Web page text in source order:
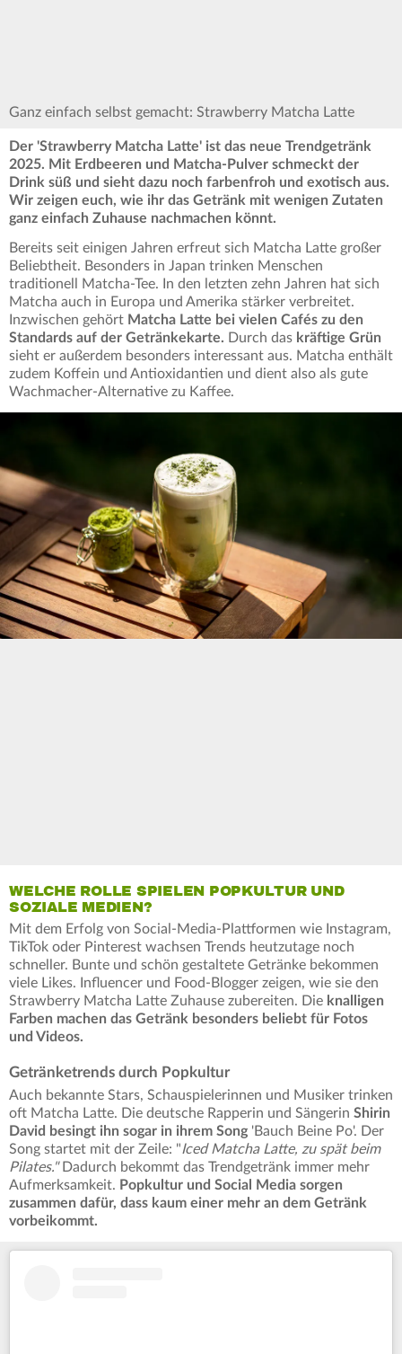
Ganz einfach selbst gemacht: Strawberry Matcha Latte
Der 'Strawberry Matcha Latte' ist das neue Trendgetränk
2025. Mit Erdbeeren und Matcha-Pulver schmeckt der
Drink süß und sieht dazu noch farbenfroh und exotisch aus.
Wir zeigen euch, wie ihr das Getränk mit wenigen Zutaten
ganz einfach Zuhause nachmachen könnt.
Bereits seit einigen Jahren erfreut sich Matcha Latte großer
Beliebtheit. Besonders in Japan trinken Menschen
traditionell Matcha-Tee. In den letzten zehn Jahren hat sich
Matcha auch in Europa und Amerika stärker verbreitet.
Inzwischen gehört Matcha Latte bei vielen Cafés zu den
Standards auf der Getränkekarte. Durch das kräftige Grün
sieht er außerdem besonders interessant aus. Matcha enthält
zudem Koffein und Antioxidantien und dient also als gute
Wachmacher-Alternative zu Kaffee.
WELCHE ROLLE SPIELEN POPKULTUR UND
SOZIALE MEDIEN?
Mit dem Erfolg von Social-Media-Plattformen wie Instagram,
TikTok oder Pinterest wachsen Trends heutzutage noch
schneller. Bunte und schön gestaltete Getränke bekommen
viele Likes. Influencer und Food-Blogger zeigen, wie sie den
Strawberry Matcha Latte Zuhause zubereiten. Die knalligen
Farben machen das Getränk besonders beliebt für Fotos
und Videos.
Getränketrends durch Popkultur
Auch bekannte Stars, Schauspielerinnen und Musiker trinken
oft Matcha Latte. Die deutsche Rapperin und Sängerin Shirin
David besingt ihn sogar in ihrem Song 'Bauch Beine Po'. Der
Song startet mit der Zeile: "Iced Matcha Latte, zu spät beim
Pilates."Dadurch bekommt das Trendgetränk immer mehr
Aufmerksamkeit. Popkultur und Social Media sorgen
zusammen dafür, dass kaum einer mehr an dem Getränk
vorbeikommt.